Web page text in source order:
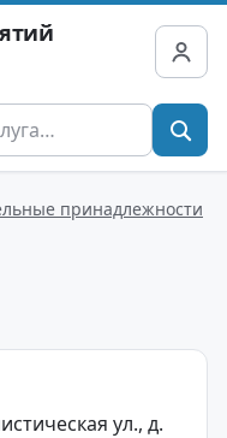
принадлежности
ул., д.